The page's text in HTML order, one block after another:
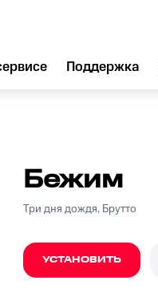
Поддержка
Бежим
Три дня дождя, Брутто
УСТАНОВИТЬ